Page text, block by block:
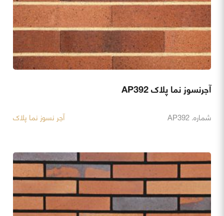
آجرنسوز نما پلاک AP392
شماره. AP392 آجر نسوز نما پلاک